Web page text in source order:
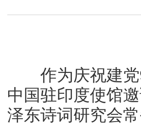
作为庆祝建党
中国驻印度使馆
泽东诗词研究会